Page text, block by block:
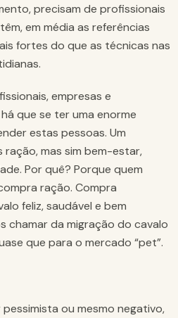
precisam de profissionais
em média as referências
fortes do que as técnicas nas
empresas e
que se ter uma enorme
estas pessoas. Um
ração, mas sim bem-estar,
Por quê? Porque quem
ração. Compra
feliz, saudável e bem
chamar da migração do cavalo
que para o mercado “pet”.
ou mesmo negativo,